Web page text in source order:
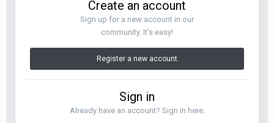
Create an account
Sign up for a new account in our
community. It's easy!
Register a new account
Sign in
Already have an account? Sign in here.